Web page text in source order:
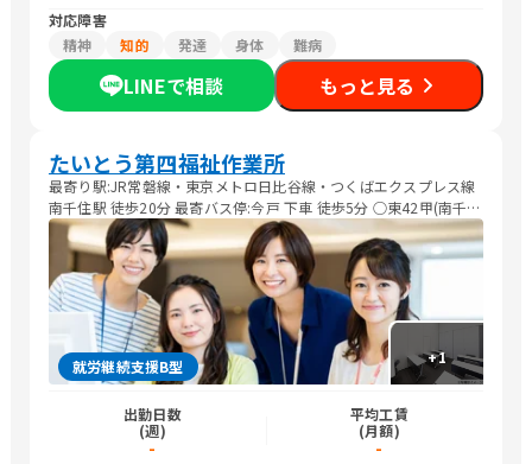
対応障害
精神
知的 発達 身体 難病
LINEで相談 もっと見る
たいとう第四福祉作業所
最寄り駅:JR常磐線・東京メトロ日比谷線・つくばエクスプレス線
南千住駅 徒歩20分 最寄バス停:今戸 下車 徒歩5分 ○東42甲(南千住
車庫行き・東京駅八重洲口行き)
+1
就労継続支援B型
出勤日数
(週)
-
平均工賃
(月額)
-